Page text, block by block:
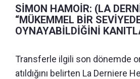
SİMON HAMOİR: (LA
“MÜKEMMEL BİR
OYNAYABİLDİĞİNİ
Transferle ilgili son dönemde
atıldığını belirten La Derniere